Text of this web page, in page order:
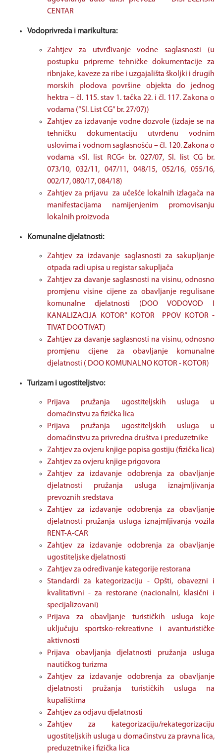
CENTAR
Vodoprivreda i marikultura:
Zahtjev za utvrđivanje vodne saglasnosti (u
postupku pripreme tehničke dokumentacije za
ribnjake, kaveze za ribe i uzgajališta školjki i drugih
morskih plodova površine objekta do jednog
hektra – čl. 115. stav 1. tačka 22. i čl. 117. Zakona o
vodama (“Sl. List CG” br. 27/07))
Zahtjev za izdavanje vodne dozvole (izdaje se na
tehničku dokumentaciju utvrđenu vodnim
uslovima i vodnom saglasnošću – čl. 120. Zakona o
vodama »Sl. list RCG« br. 027/07, Sl. list CG br.
073/10, 032/11, 047/11, 048/15, 052/16, 055/16,
002/17, 080/17, 084/18)
Zahtjev za prijavu za učešće lokalnih izlagača na
manifestacijama namijenjenim promovisanju
lokalnih proizvoda
Komunalne djelatnosti:
Zahtjev za izdavanje saglasnosti za sakupljanje
otpada radi upisa u registar sakupljača
Zahtjev za davanje saglasnosti na visinu, odnosno
promjenu visine cijene za obavljanje regulisane
komunalne djelatnosti (DOO VODOVOD I
KANALIZACIJA KOTOR“ KOTOR PPOV KOTOR -
TIVAT DOO TIVAT)
Zahtjev za davanje saglasnosti na visinu, odnosno
promjenu cijene za obavljanje komunalne
djelatnosti ( DOO KOMUNALNO KOTOR - KOTOR)
Turizam i ugostiteljstvo:
Prijava pružanja ugostiteljskih usluga u
domaćinstvu za fizička lica
Prijava pružanja ugostiteljskih usluga u
domaćinstvu za privredna društva i preduzetnike
Zahtjev za ovjeru knjige popisa gostiju (fizička lica)
Zahtjev za ovjeru knjige prigovora
Zahtjev za izdavanje odobrenja za obavljanje
djelatnosti pružanja usluga iznajmljivanja
prevoznih sredstava
Zahtjev za izdavanje odobrenja za obavljanje
djelatnosti pružanja usluga iznajmljivanja vozila
RENT-A-CAR
Zahtjev za izdavanje odobrenja za obavljanje
ugostiteljske djelatnosti
Zahtjev za određivanje kategorije restorana
Standardi za kategorizaciju - Opšti, obavezni i
kvalitativni - za restorane (nacionalni, klasični i
specijalizovani)
Prijava za obavljanje turističkih usluga koje
uključuju sportsko-rekreativne i avanturističke
aktivnosti
Prijava obavljanja djelatnosti pružanja usluga
nautičkog turizma
Zahtjev za izdavanje odobrenja za obavljanje
djelatnosti pružanja turističkih usluga na
kupalištima
Zahtjev za odjavu djelatnosti
Zahtjev za kategorizaciju/rekategorizaciju
ugostiteljskih usluga u domaćinstvu za pravna lica,
preduzetnike i fizička lica